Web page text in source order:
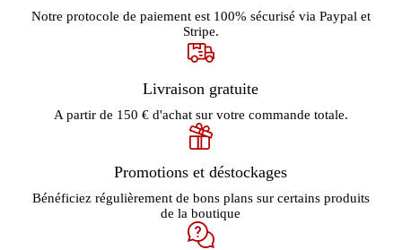
Notre protocole de paiement est 100% sécurisé via Paypal et
Stripe.
Livraison gratuite
A partir de 150 € d'achat sur votre commande totale.
Promotions et déstockages
Bénéficiez régulièrement de bons plans sur certains produits
de la boutique